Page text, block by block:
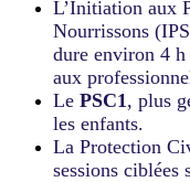
L’Initiation aux
Nourrissons
dure environ 4 h
aux
Le PSC1 , plus
les enfants.
La Protection
sessions ciblées